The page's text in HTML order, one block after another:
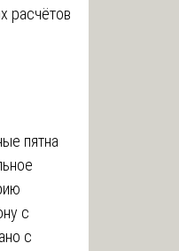
расчётов
пятна
с
с